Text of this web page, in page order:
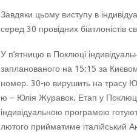
Завдяки цьому виступу в
серед 30 провідних біатлоністів
У п’ятницю в Поклюці
запланованого на 15:15 за
номер. 30-ю вирушить на трасу
ю – Юлія Журавок. Етап у
індивідуальною програмою
лютого прийматиме італійський